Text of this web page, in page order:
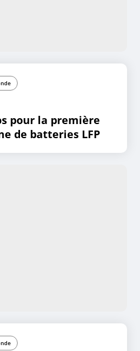
pour la première
de batteries LFP